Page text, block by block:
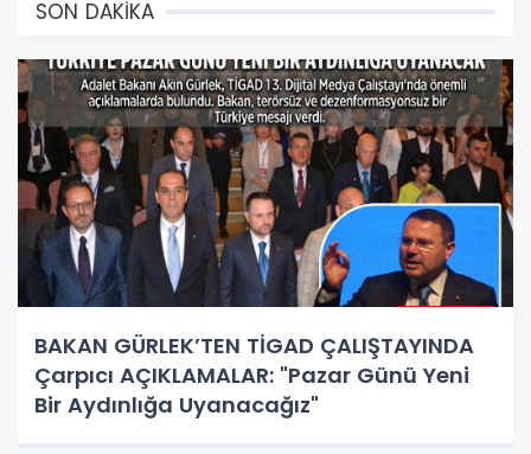
SON DAKİKA
BAKAN GÜRLEK’TEN TİGAD ÇALIŞTAYINDA
Çarpıcı AÇIKLAMALAR: "Pazar Günü Yeni
Bir Aydınlığa Uyanacağız"